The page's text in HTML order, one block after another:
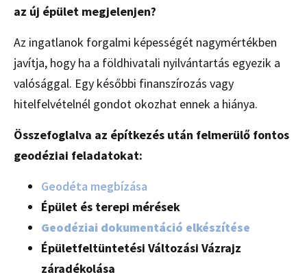
az új épület megjelenjen?
Az ingatlanok forgalmi képességét nagymértékben
javítja, hogy ha a földhivatali nyilvántartás egyezik a
valósággal. Egy későbbi finanszírozás vagy
hitelfelvételnél gondot okozhat ennek a hiánya.
Összefoglalva az építkezés után felmerülő fontos
geodéziai feladatokat:
Geodéta megbízása
Épület és terepi mérések
Geodéziai dokumentáció elkészítése
Épületfeltüntetési Változási Vázrajz
záradékolása